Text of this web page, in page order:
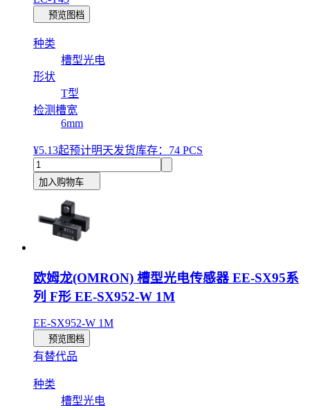
预览图档
种类
槽型光电
形状
T型
检测槽宽
6mm
¥5.13起预计明天发货库存：74 PCS
加入购物车
欧姆龙(OMRON) 槽型光电传感器 EE-SX95系
列 F形 EE-SX952-W 1M
EE-SX952-W 1M
预览图档
有替代品
种类
槽型光电